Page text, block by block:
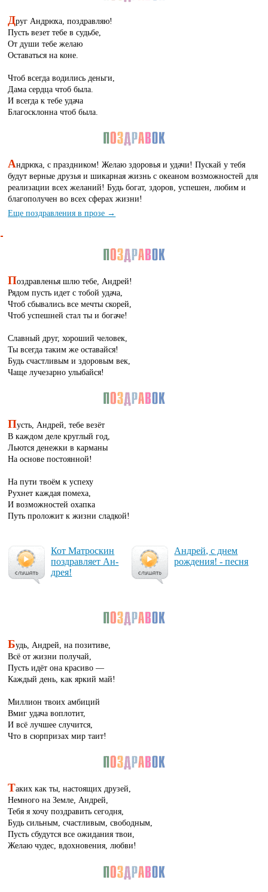
Друг Андрюха, поздравляю!
Пусть везет тебе в судьбе,
От души тебе желаю
Оставаться на коне.
Чтоб всегда водились деньги,
Дама сердца чтоб была.
И всегда к тебе удача
Благосклонна чтоб была.
Андрюха, с праздником! Желаю здоровья и удачи! Пускай у тебя
будут верные друзья и шикарная жизнь с океаном возможностей для
реализации всех желаний! Будь богат, здоров, успешен, любим и
благополучен во всех сферах жизни!
Еще поздравления в прозе →
Поздравленья шлю тебе, Андрей!
Рядом пусть идет с тобой удача,
Чтоб сбывались все мечты скорей,
Чтоб успешней стал ты и богаче!
Славный друг, хороший человек,
Ты всегда таким же оставайся!
Будь счастливым и здоровым век,
Чаще лучезарно улыбайся!
Пусть, Андрей, тебе везёт
В каждом деле круглый год,
Льются денежки в карманы
На основе постоянной!
На пути твоём к успеху
Рухнет каждая помеха,
И возможностей охапка
Путь проложит к жизни сладкой!
Кот Мат­рос­кин
поз­драв­ля­ет Ан­
дрея!
Ан­дрей, с днем
рож­де­ния! - пес­ня
Будь, Андрей, на позитиве,
Всё от жизни получай,
Пусть идёт она красиво —
Каждый день, как яркий май!
Миллион твоих амбиций
Вмиг удача воплотит,
И всё лучшее случится,
Что в сюрпризах мир таит!
Таких как ты, настоящих друзей,
Немного на Земле, Андрей,
Тебя я хочу поздравить сегодня,
Будь сильным, счастливым, свободным,
Пусть сбудутся все ожидания твои,
Желаю чудес, вдохновения, любви!